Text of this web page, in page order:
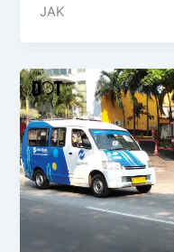
JAK